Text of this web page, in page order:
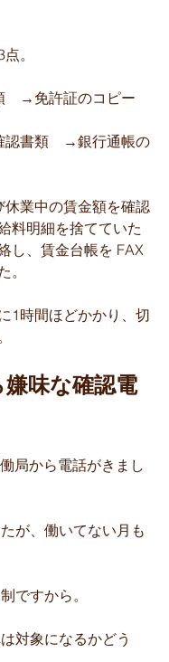
。
　→免許証のコピー
認書類　→銀行通帳の
業中の賃金額を確認
料明細を捨てていた
し、賃金台帳を FAX
。
1時間ほどかかり、切
味な確認電
局から電話がきまし
が、働いてない月も
ですから。
対象になるかどう